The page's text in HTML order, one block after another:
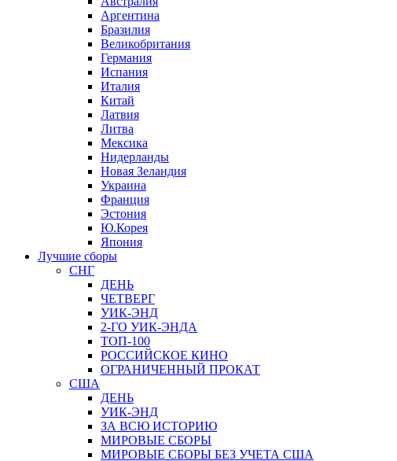
Аргентина
Бразилия
Великобритания
Германия
Испания
Италия
Китай
Латвия
Литва
Мексика
Нидерланды
Новая Зеландия
Украина
Франция
Эстония
Ю.Корея
Япония
Лучшие сборы
СНГ
ДЕНЬ
ЧЕТВЕРГ
УИК-ЭНД
2-ГО УИК-ЭНДА
ТОП-100
РОССИЙСКОЕ КИНО
ОГРАНИЧЕННЫЙ ПРОКАТ
США
ДЕНЬ
УИК-ЭНД
ЗА ВСЮ ИСТОРИЮ
МИРОВЫЕ СБОРЫ
МИРОВЫЕ СБОРЫ БЕЗ УЧЕТА США